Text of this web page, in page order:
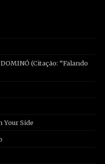
(Citação: “Falando
Your Side